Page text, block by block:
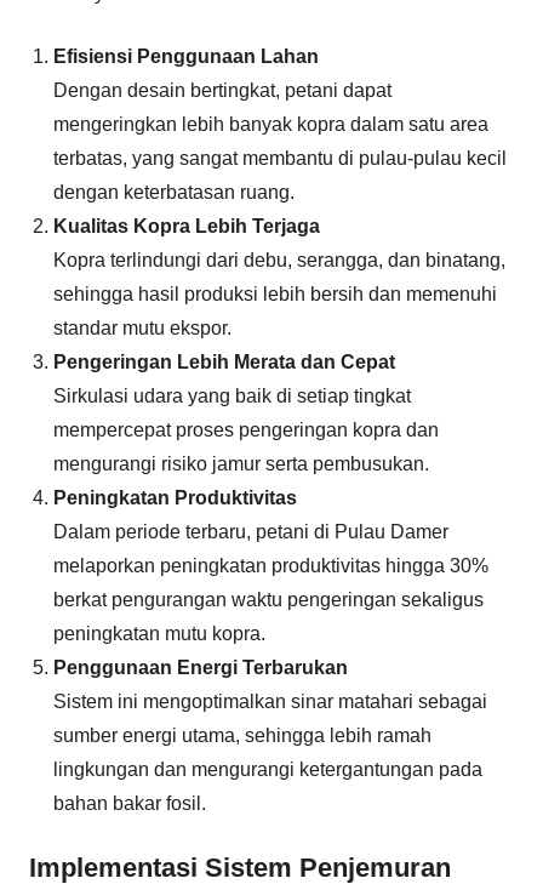
Efisiensi Penggunaan Lahan
Dengan desain bertingkat, petani dapat
mengeringkan lebih banyak kopra dalam satu area
terbatas, yang sangat membantu di pulau-pulau kecil
dengan keterbatasan ruang.
Kualitas Kopra Lebih Terjaga
Kopra terlindungi dari debu, serangga, dan binatang,
sehingga hasil produksi lebih bersih dan memenuhi
standar mutu ekspor.
Pengeringan Lebih Merata dan Cepat
Sirkulasi udara yang baik di setiap tingkat
mempercepat proses pengeringan kopra dan
mengurangi risiko jamur serta pembusukan.
Peningkatan Produktivitas
Dalam periode terbaru, petani di Pulau Damer
melaporkan peningkatan produktivitas hingga 30%
berkat pengurangan waktu pengeringan sekaligus
peningkatan mutu kopra.
Penggunaan Energi Terbarukan
Sistem ini mengoptimalkan sinar matahari sebagai
sumber energi utama, sehingga lebih ramah
lingkungan dan mengurangi ketergantungan pada
bahan bakar fosil.
Implementasi Sistem Penjemuran